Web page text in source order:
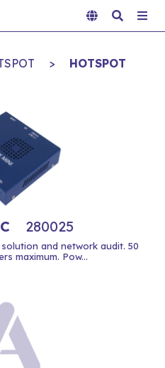
> HOTSPOT
280025
and network audit. 50
maximum. Pow...